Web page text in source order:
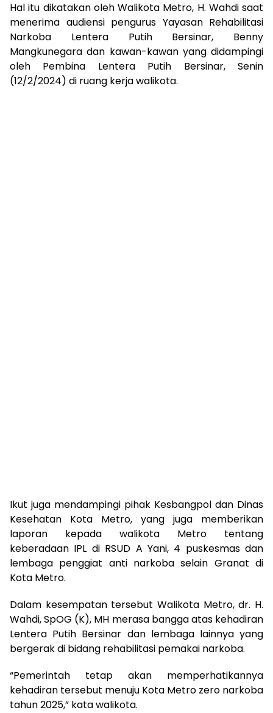
Hal itu dikatakan oleh Walikota Metro, H. Wahdi saat
menerima audiensi pengurus Yayasan Rehabilitasi
Narkoba Lentera Putih Bersinar, Benny
Mangkunegara dan kawan-kawan yang didampingi
oleh Pembina Lentera Putih Bersinar, Senin
(12/2/2024) di ruang kerja walikota.
Ikut juga mendampingi pihak Kesbangpol dan Dinas
Kesehatan Kota Metro, yang juga memberikan
laporan kepada walikota Metro tentang
keberadaan IPL di RSUD A Yani, 4 puskesmas dan
lembaga penggiat anti narkoba selain Granat di
Kota Metro.
Dalam kesempatan tersebut Walikota Metro, dr. H.
Wahdi, SpOG (K), MH merasa bangga atas kehadiran
Lentera Putih Bersinar dan lembaga lainnya yang
bergerak di bidang rehabilitasi pemakai narkoba.
“Pemerintah tetap akan memperhatikannya
kehadiran tersebut menuju Kota Metro zero narkoba
tahun 2025,” kata walikota.